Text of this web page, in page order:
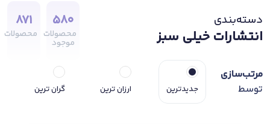
دسته‌بندی
انتشارات خیلی سبز
580
محصولات
موجود
871
محصولات
مرتب‌سازی
توسط
جدیدترین ارزان ترین گران ترین